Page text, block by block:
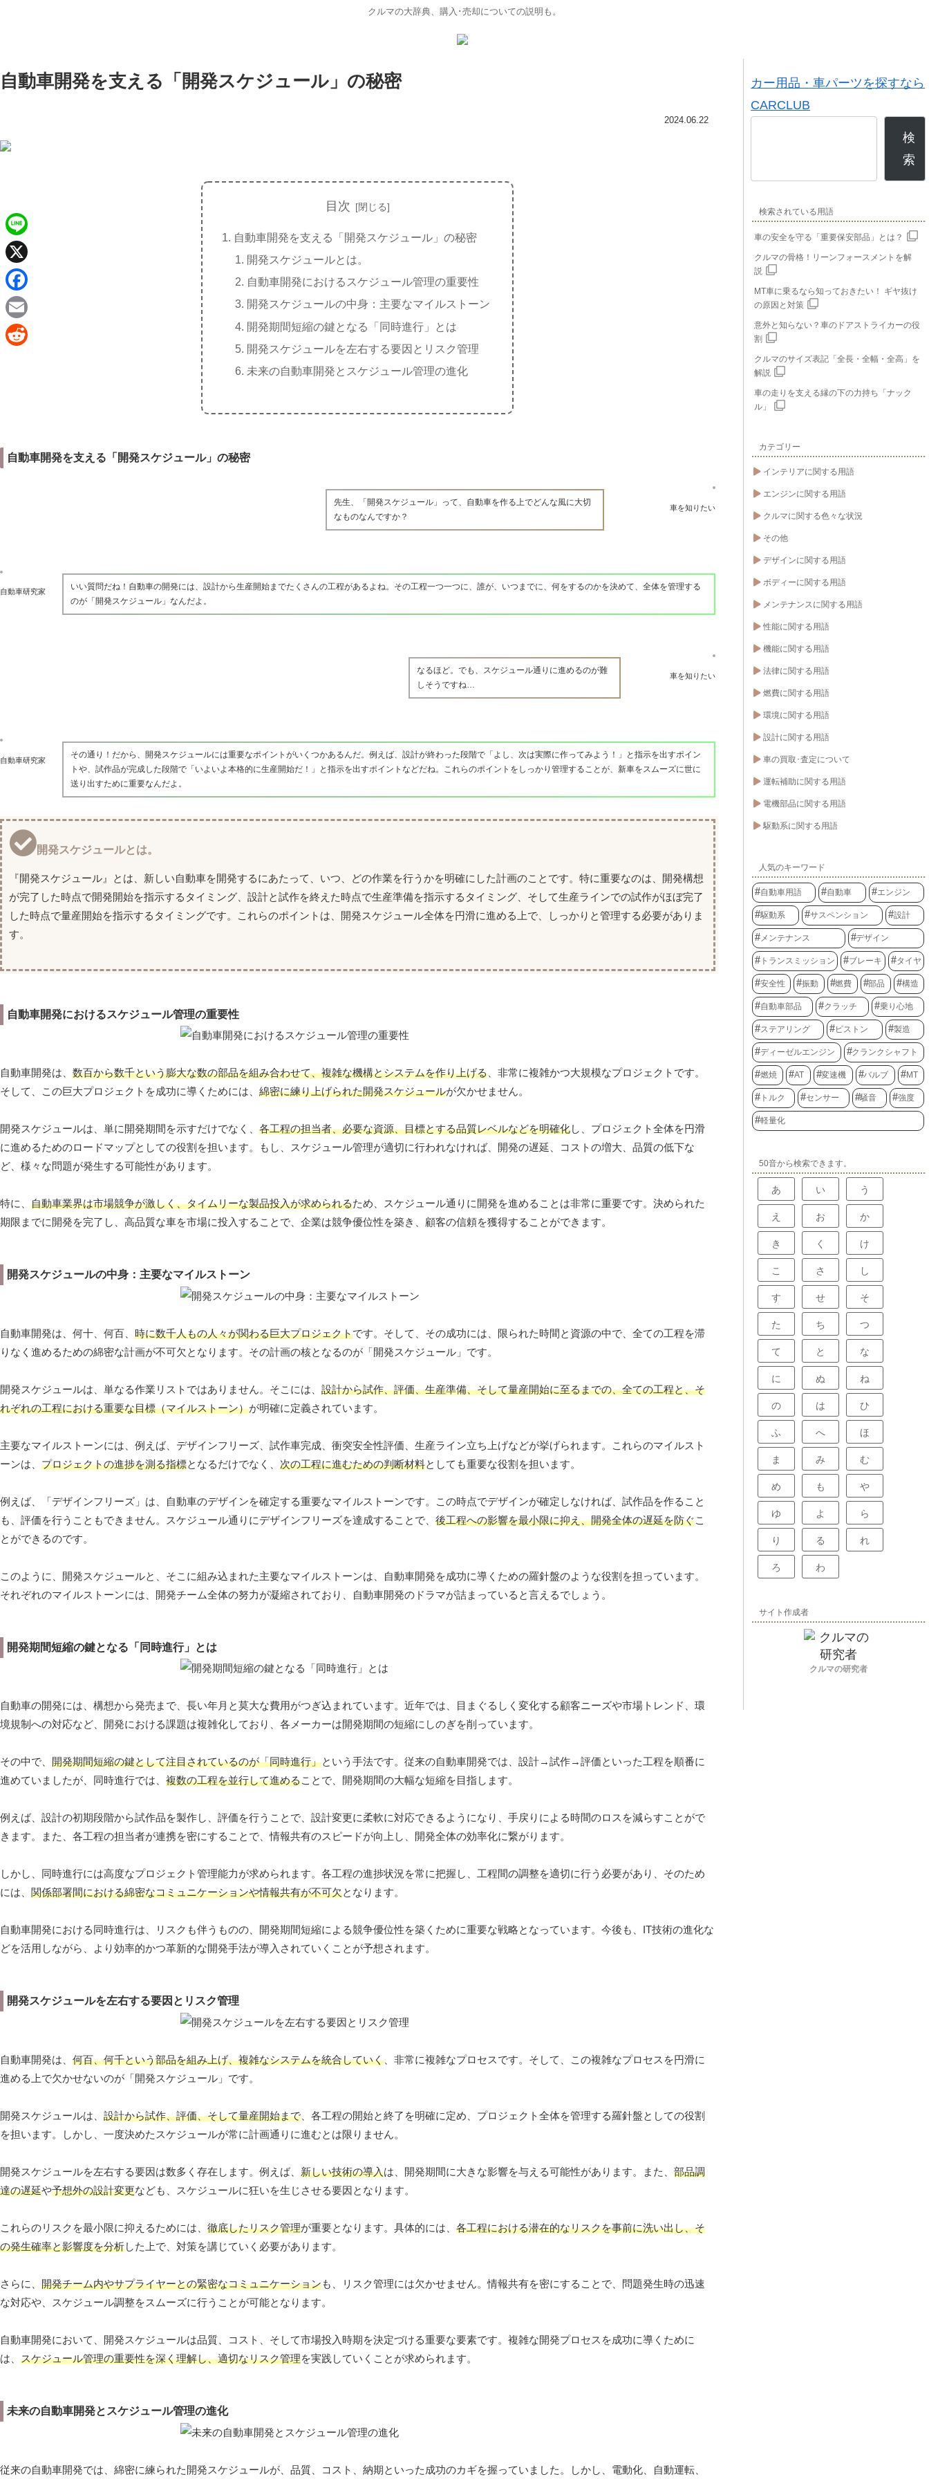
クルマの大辞典、購入･売却についての説明も。
自動車開発を支える「開発スケジュール」の秘密
2024.06.22
目次
自動車開発を支える「開発スケジュール」の秘密
開発スケジュールとは。
自動車開発におけるスケジュール管理の重要性
開発スケジュールの中身：主要なマイルストーン
開発期間短縮の鍵となる「同時進行」とは
開発スケジュールを左右する要因とリスク管理
未来の自動車開発とスケジュール管理の進化
自動車開発を支える「開発スケジュール」の秘密
車を知りたい
先生、「開発スケジュール」って、自動車を作る上でどんな風に大切
なものなんですか？
自動車研究家
いい質問だね！自動車の開発には、設計から生産開始までたくさんの工程があるよね。その工程一つ一つに、誰が、いつまでに、何をするのかを決めて、全体を管理する
のが「開発スケジュール」なんだよ。
車を知りたい
なるほど。でも、スケジュール通りに進めるのが難
しそうですね…
自動車研究家
その通り！だから、開発スケジュールには重要なポイントがいくつかあるんだ。例えば、設計が終わった段階で「よし、次は実際に作ってみよう！」と指示を出すポイン
トや、試作品が完成した段階で「いよいよ本格的に生産開始だ！」と指示を出すポイントなどだね。これらのポイントをしっかり管理することが、新車をスムーズに世に
送り出すために重要なんだよ。
開発スケジュールとは。
『開発スケジュール』とは、新しい自動車を開発するにあたって、いつ、どの作業を行うかを明確にした計画のことです。特に重要なのは、開発構想
が完了した時点で開発開始を指示するタイミング、設計と試作を終えた時点で生産準備を指示するタイミング、そして生産ラインでの試作がほぼ完了
した時点で量産開始を指示するタイミングです。これらのポイントは、開発スケジュール全体を円滑に進める上で、しっかりと管理する必要がありま
す。
自動車開発におけるスケジュール管理の重要性
自動車開発は、 数百から数千という膨大な数の部品を組み合わせて、複雑な機構とシステムを作り上げる 、非常に複雑かつ大規模なプロジェクトです。
そして、この巨大プロジェクトを成功に導くためには、 綿密に練り上げられた開発スケジュールが欠かせません。
開発スケジュールは、単に開発期間を示すだけでなく、 各工程の担当者、必要な資源、目標とする品質レベルなどを明確化し、プロジェクト全体を円滑
に進めるためのロードマップとしての役割を担います。もし、スケジュール管理が適切に行われなければ、開発の遅延、コストの増大、品質の低下な
ど、様々な問題が発生する可能性があります。
特に、 自動車業界は市場競争が激しく、タイムリーな製品投入が求められるため、スケジュール通りに開発を進めることは非常に重要です。決められた
期限までに開発を完了し、高品質な車を市場に投入することで、企業は競争優位性を築き、顧客の信頼を獲得することができます。
開発スケジュールの中身：主要なマイルストーン
自動車開発は、何十、何百、 時に数千人もの人々が関わる巨大プロジェクトです。そして、その成功には、限られた時間と資源の中で、全ての工程を滞
りなく進めるための綿密な計画が不可欠となります。その計画の核となるのが「開発スケジュール」です。
開発スケジュールは、単なる作業リストではありません。そこには、 設計から試作、評価、生産準備、そして量産開始に至るまでの、全ての工程と、そ
れぞれの工程における重要な目標（マイルストーン）が明確に定義されています。
主要なマイルストーンには、例えば、デザインフリーズ、試作車完成、衝突安全性評価、生産ライン立ち上げなどが挙げられます。これらのマイルスト
ーンは、 プロジェクトの進捗を測る指標となるだけでなく、 次の工程に進むための判断材料としても重要な役割を担います。
例えば、「デザインフリーズ」は、自動車のデザインを確定する重要なマイルストーンです。この時点でデザインが確定しなければ、試作品を作ること
も、評価を行うこともできません。スケジュール通りにデザインフリーズを達成することで、 後工程への影響を最小限に抑え、開発全体の遅延を防ぐこ
とができるのです。
このように、開発スケジュールと、そこに組み込まれた主要なマイルストーンは、自動車開発を成功に導くための羅針盤のような役割を担っています。
それぞれのマイルストーンには、開発チーム全体の努力が凝縮されており、自動車開発のドラマが詰まっていると言えるでしょう。
開発期間短縮の鍵となる「同時進行」とは
自動車の開発には、構想から発売まで、長い年月と莫大な費用がつぎ込まれています。近年では、目まぐるしく変化する顧客ニーズや市場トレンド、環
境規制への対応など、開発における課題は複雑化しており、各メーカーは開発期間の短縮にしのぎを削っています。
その中で、 開発期間短縮の鍵として注目されているのが「同時進行」という手法です。従来の自動車開発では、設計→試作→評価といった工程を順番に
進めていましたが、同時進行では、 複数の工程を並行して進めることで、開発期間の大幅な短縮を目指します。
例えば、設計の初期段階から試作品を製作し、評価を行うことで、設計変更に柔軟に対応できるようになり、手戻りによる時間のロスを減らすことがで
きます。また、各工程の担当者が連携を密にすることで、情報共有のスピードが向上し、開発全体の効率化に繋がります。
しかし、同時進行には高度なプロジェクト管理能力が求められます。各工程の進捗状況を常に把握し、工程間の調整を適切に行う必要があり、そのため
には、 関係部署間における綿密なコミュニケーションや情報共有が不可欠となります。
自動車開発における同時進行は、リスクも伴うものの、開発期間短縮による競争優位性を築くために重要な戦略となっています。今後も、IT技術の進化な
どを活用しながら、より効率的かつ革新的な開発手法が導入されていくことが予想されます。
開発スケジュールを左右する要因とリスク管理
自動車開発は、 何百、何千という部品を組み上げ、複雑なシステムを統合していく 、非常に複雑なプロセスです。そして、この複雑なプロセスを円滑に
進める上で欠かせないのが「開発スケジュール」です。
開発スケジュールは、 設計から試作、評価、そして量産開始まで 、各工程の開始と終了を明確に定め、プロジェクト全体を管理する羅針盤としての役割
を担います。しかし、一度決めたスケジュールが常に計画通りに進むとは限りません。
開発スケジュールを左右する要因は数多く存在します。例えば、 新しい技術の導入は、開発期間に大きな影響を与える可能性があります。また、 部品調
達の遅延や予想外の設計変更なども、スケジュールに狂いを生じさせる要因となります。
これらのリスクを最小限に抑えるためには、 徹底したリスク管理が重要となります。具体的には、 各工程における潜在的なリスクを事前に洗い出し、そ
の発生確率と影響度を分析した上で、対策を講じていく必要があります。
さらに、 開発チーム内やサプライヤーとの緊密なコミュニケーションも、リスク管理には欠かせません。情報共有を密にすることで、問題発生時の迅速
な対応や、スケジュール調整をスムーズに行うことが可能となります。
自動車開発において、開発スケジュールは品質、コスト、そして市場投入時期を決定づける重要な要素です。複雑な開発プロセスを成功に導くために
は、 スケジュール管理の重要性を深く理解し、適切なリスク管理を実践していくことが求められます。
未来の自動車開発とスケジュール管理の進化
従来の自動車開発では、綿密に練られた開発スケジュールが、品質、コスト、納期といった成功のカギを握っていました。しかし、電動化、自動運転、
カー用品・車パーツを探すなら
CARCLUB
検
索
検索されている用語
車の安全を守る「重要保安部品」とは？
クルマの骨格！リーンフォースメントを解
説
MT車に乗るなら知っておきたい！ ギヤ抜け
の原因と対策
意外と知らない？車のドアストライカーの役
割
クルマのサイズ表記「全長・全幅・全高」を
解説
車の走りを支える縁の下の力持ち「ナック
ル」
カテゴリー
インテリアに関する用語
エンジンに関する用語
クルマに関する色々な状況
その他
デザインに関する用語
ボディーに関する用語
メンテナンスに関する用語
性能に関する用語
機能に関する用語
法律に関する用語
燃費に関する用語
環境に関する用語
設計に関する用語
車の買取･査定について
運転補助に関する用語
電機部品に関する用語
駆動系に関する用語
人気のキーワード
自動車用語 自動車 エンジン
駆動系 サスペンション 設計
メンテナンス デザイン
トランスミッション ブレーキ タイヤ
安全性 振動 燃費 部品 構造
自動車部品 クラッチ 乗り心地
ステアリング ピストン 製造
ディーゼルエンジン クランクシャフト
燃焼 AT 変速機 バルブ MT
トルク センサー 騒音 強度
軽量化
50音から検索できます。
あ い う
え お か
き く け
こ さ し
す せ そ
た ち つ
て と な
に ぬ ね
の は ひ
ふ へ ほ
ま み む
め も や
ゆ よ ら
り る れ
ろ わ
サイト作成者
クルマの研究者
L
n
e
X
F
a
c
k
E